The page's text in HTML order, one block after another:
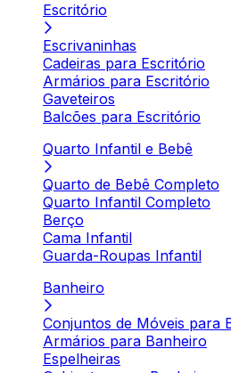
Escritório
Escrivaninhas
Cadeiras para Escritório
Armários para Escritório
Gaveteiros
Balcões para Escritório
Quarto Infantil e Bebê
Quarto de Bebê Completo
Quarto Infantil Completo
Berço
Cama Infantil
Guarda-Roupas Infantil
Banheiro
Conjuntos de Móveis para
Armários para Banheiro
Espelheiras